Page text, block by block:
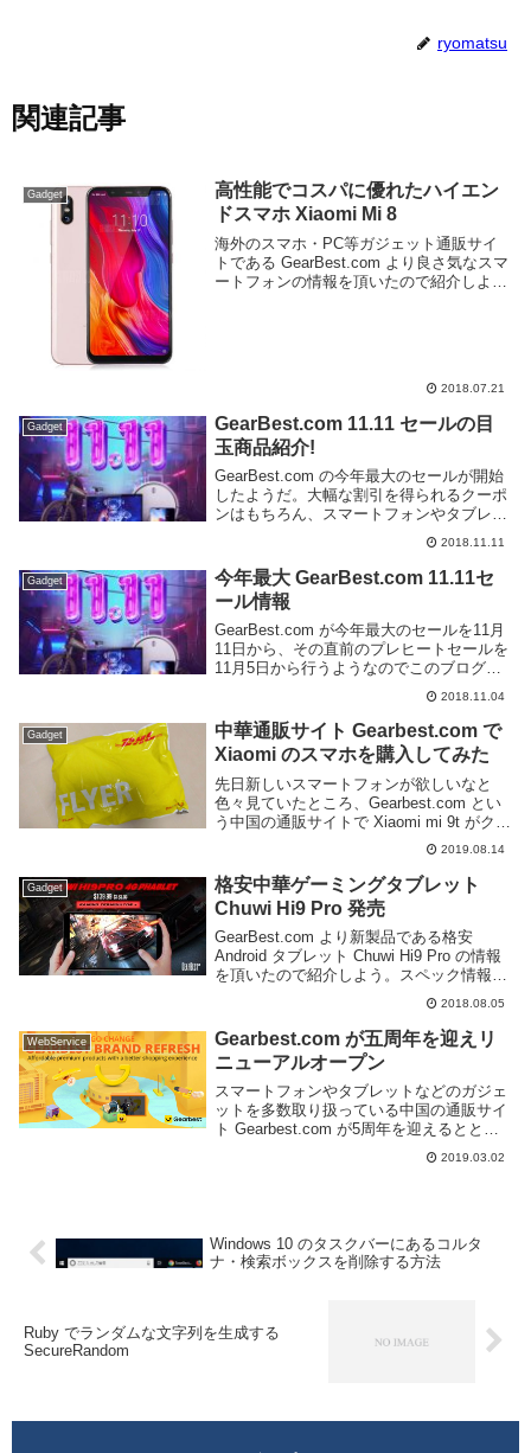
ryomatsu
関連記事
Gadget
高性能でコスパに優れたハイエン
ドスマホ Xiaomi Mi 8
海外のスマホ・PC等ガジェット通販サイ
トである GearBest.com より良さ気なスマ
ートフォンの情報を頂いたので紹介しよ
2018.07.21
Gadget
GearBest.com 11.11 セールの目
玉商品紹介!
GearBest.com の今年最大のセールが開始
したようだ。大幅な割引を得られるクーポ
ンはもちろん、スマートフォンやタブレッ
トを中心に様々な商品が値引きされてい
る。この記事ではそんな GearBest.com
11.11 セールの中から目...
2018.11.11
Gadget
今年最大 GearBest.com 11.11セ
ール情報
GearBest.com が今年最大のセールを11月
11日から、その直前のプレヒートセールを
11月5日から行うようなのでこのブログで
も共有しておこう。何故 11.11 なのかとい
うと GearBest.com は中国企業なのだが、
中国では1...
2018.11.04
Gadget
中華通販サイト Gearbest.com で
Xiaomi のスマホを購入してみた
先日新しいスマートフォンが欲しいなと
色々見ていたところ、Gearbest.com とい
う中国の通販サイトで Xiaomi mi 9t がクー
ポン利用で3万円ちょっとと非常に安価に
なっているのを発見、購入する事にした。
Gearbest.com...
2019.08.14
Gadget
格安中華ゲーミングタブレット
Chuwi Hi9 Pro 発売
GearBest.com より新製品である格安
Android タブレット Chuwi Hi9 Pro の情報
を頂いたので紹介しよう。スペック情報を
見てみよう。OSAndroid 8.0CPUHelio X20
2018.08.05
WebService
Gearbest.com が五周年を迎えリ
ニューアルオープン
スマートフォンやタブレットなどのガジェ
ットを多数取り扱っている中国の通販サイ
ト Gearbest.com が5周年を迎えるととも
にブランドイメージやロゴを一新しリニュ
ーアルオープンしたようだ。新しいロゴは
2019.03.02
Windows 10 のタスクバーにあるコルタ
ナ・検索ボックスを削除する方法
Ruby でランダムな文字列を生成する
SecureRandom